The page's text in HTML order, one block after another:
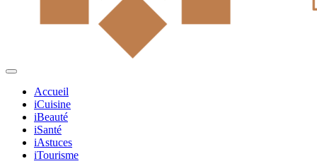
Accueil
iCuisine
iBeauté
iSanté
iAstuces
iTourisme